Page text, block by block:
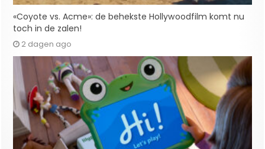
«Coyote vs. Acme»: de behekste Hollywoodfilm komt nu
toch in de zalen!
2 dagen ago